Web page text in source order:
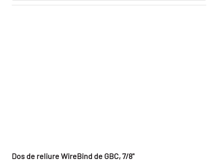
Dos de reliure WireBind de GBC, 7/8"